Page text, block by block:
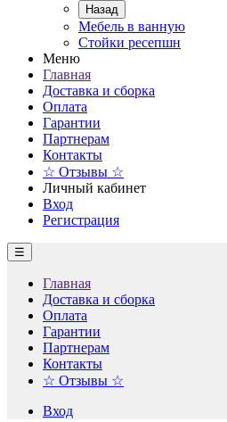
Назад
Мебель в ванную
Стойки ресепшн
Меню
Главная
Доставка и сборка
Оплата
Гарантии
Партнерам
Контакты
☆ Отзывы ☆
Личный кабинет
Вход
Регистрация
☰
Главная
Доставка и сборка
Оплата
Гарантии
Партнерам
Контакты
☆ Отзывы ☆
Вход